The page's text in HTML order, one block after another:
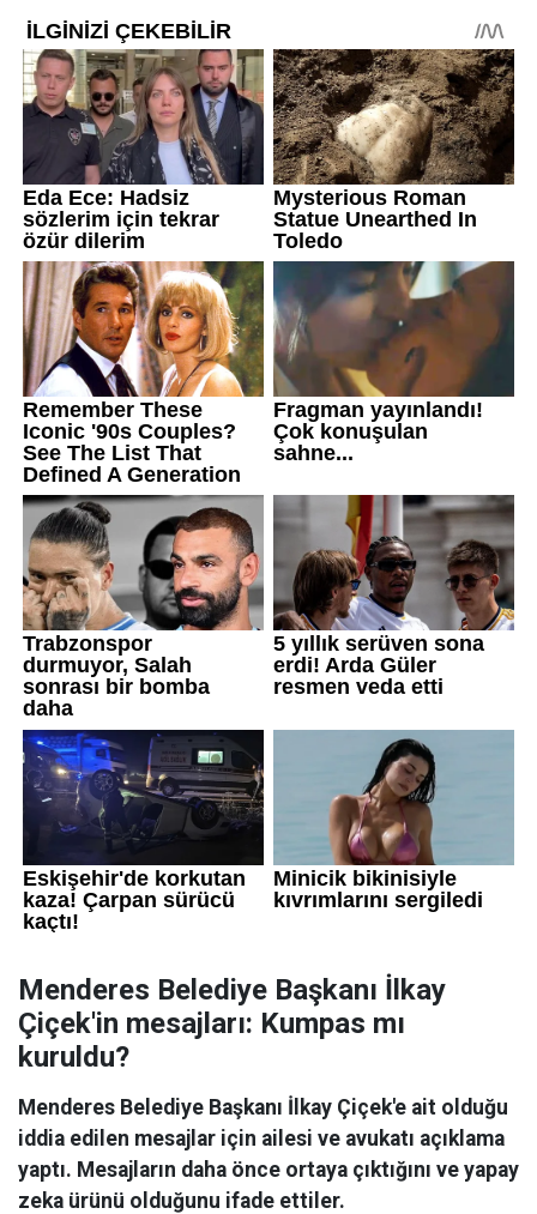
Menderes Belediye Başkanı İlkay
Çiçek'in mesajları: Kumpas mı
kuruldu?
Menderes Belediye Başkanı İlkay Çiçek'e ait olduğu
iddia edilen mesajlar için ailesi ve avukatı açıklama
yaptı. Mesajların daha önce ortaya çıktığını ve yapay
zeka ürünü olduğunu ifade ettiler.